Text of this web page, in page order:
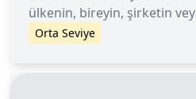
ülkenin, bireyin, şirketin
veya hizmeti rakiplerinden
Orta Seviye